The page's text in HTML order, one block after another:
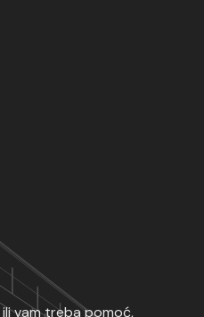
vam treba pomoć,